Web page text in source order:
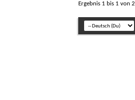
Ergebnis 1 bis 1 von 2